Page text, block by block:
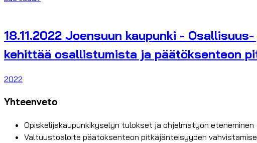
18.11.2022 Joensuun kaupunki -
kehittää osallistumista ja päätöksenteon
2022
Yhteenveto
Opiskelijakaupunkikyselyn tulokset ja ohjelmatyön eteneminen
Valtuustoaloite päätöksenteon pitkäjänteisyyden